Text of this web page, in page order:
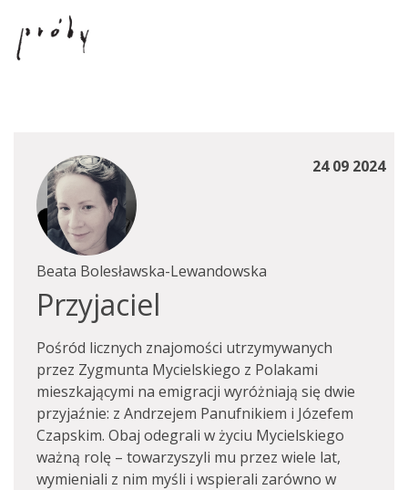
24 09 2024
Beata Bolesławska-Lewandowska
Przyjaciel
Pośród licznych znajomości utrzymywanych
przez Zygmunta Mycielskiego z Polakami
mieszkającymi na emigracji wyróżniają się dwie
przyjaźnie: z Andrzejem Panufnikiem i Józefem
Czapskim. Obaj odegrali w życiu Mycielskiego
ważną rolę – towarzyszyli mu przez wiele lat,
wymieniali z nim myśli i wspierali zarówno w